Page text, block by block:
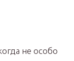
не особо